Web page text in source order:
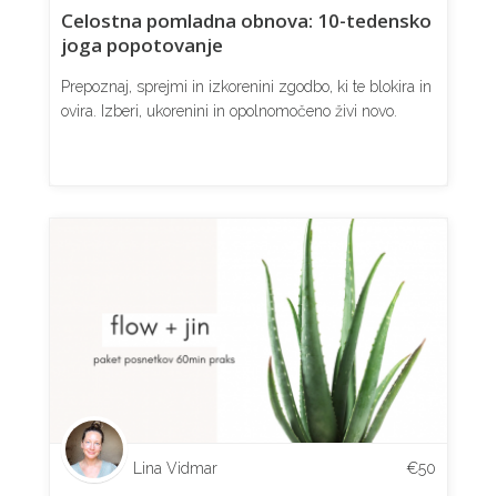
Celostna pomladna obnova: 10-tedensko
joga popotovanje
Prepoznaj, sprejmi in izkorenini zgodbo, ki te blokira in
ovira. Izberi, ukorenini in opolnomočeno živi novo.
Lina Vidmar €50